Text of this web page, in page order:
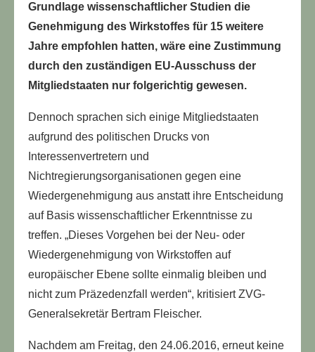
Grundlage wissenschaftlicher Studien die
Genehmigung des Wirkstoffes für 15 weitere
Jahre empfohlen hatten, wäre eine Zustimmung
durch den zuständigen EU-Ausschuss der
Mitgliedstaaten nur folgerichtig gewesen.
Dennoch sprachen sich einige Mitgliedstaaten
aufgrund des politischen Drucks von
Interessenvertretern und
Nichtregierungsorganisationen gegen eine
Wiedergenehmigung aus anstatt ihre Entscheidung
auf Basis wissenschaftlicher Erkenntnisse zu
treffen. „Dieses Vorgehen bei der Neu- oder
Wiedergenehmigung von Wirkstoffen auf
europäischer Ebene sollte einmalig bleiben und
nicht zum Präzedenzfall werden“, kritisiert ZVG-
Generalsekretär Bertram Fleischer.
Nachdem am Freitag, den 24.06.2016, erneut keine